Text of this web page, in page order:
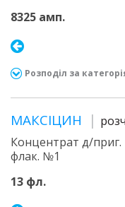
8325 амп.
Розподіл за
МАКСІЦИН
Концентрат д/приг.
флак. №1
13 фл.